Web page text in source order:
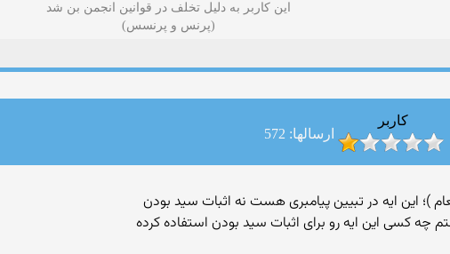
این کاربر به دلیل تخلف در قوانین انجمن بن شد
(پرنس و پرنسس)
کاربر
ارسالها: 572
چه کسی این ایه رو برای اثبات سید بودن استفاده کرده